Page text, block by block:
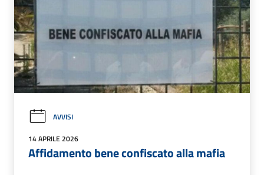
AVVISI
14 APRILE 2026
Affidamento bene confiscato alla mafia